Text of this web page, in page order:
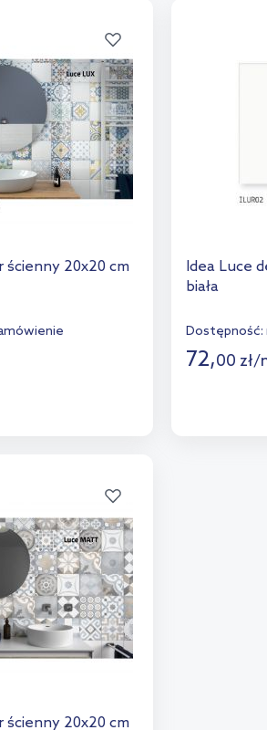
ścienny 20x20 cm
Idea Luce
biała
Dostępność:
72,00 zł/
ścienny 20x20 cm